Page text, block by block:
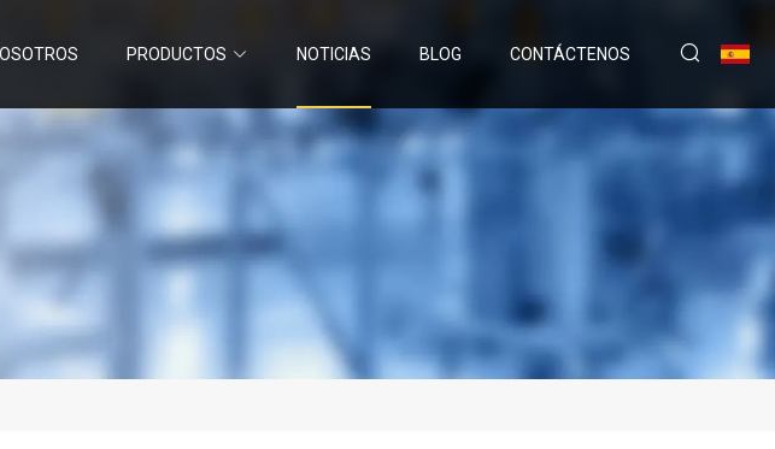
PRODUCTOS NOTICIAS BLOG CONTÁCTENOS